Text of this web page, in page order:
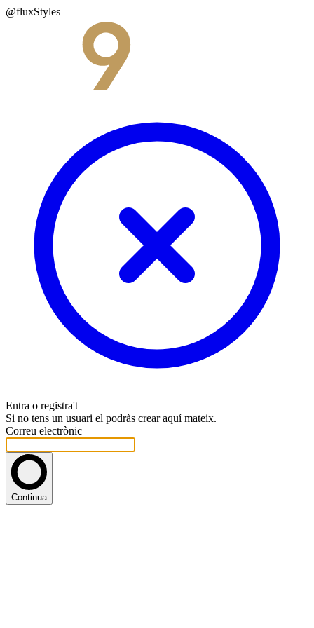
@fluxStyles
Entra o registra't
Si no tens un usuari el podràs crear aquí mateix.
Correu electrònic
Continua